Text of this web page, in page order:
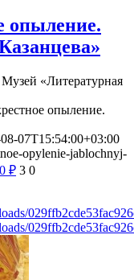
опыление.
Музей «Литературная
опыление.
07T15:54:00+03:00
opylenie-jablochnyj-
₽ 3 0